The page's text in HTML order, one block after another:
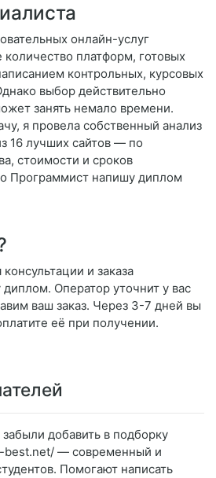
онлайн-услуг
количество платформ, готовых
контрольных, курсовых
выбор действительно
занять немало времени.
я провела собственный анализ
16 лучших сайтов — по
стоимости и сроков
Программист напишу диплом
и заказа
Оператор уточнит у вас
ваш заказ. Через 3-7 дней вы
её при получении.
добавить в подборку
— современный и
Помогают написать